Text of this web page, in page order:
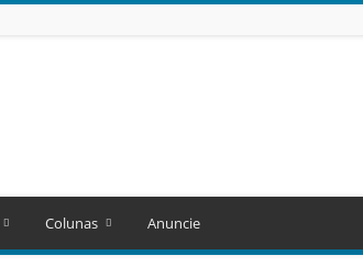
Colunas Anuncie